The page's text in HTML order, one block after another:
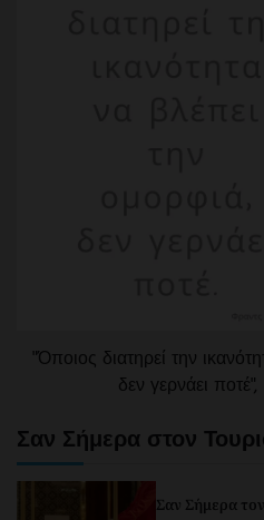
"Όποιος διατηρεί την
δεν γερνάει
Σαν Σήμερα στον
Σαν Σήμερα τον